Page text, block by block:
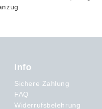
Info
Sichere Zahlung
FAQ
Widerrufsbelehrung